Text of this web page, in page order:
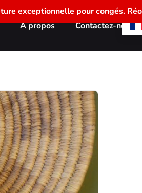
exceptionnelle pour congés.
À propos Contactez-nous